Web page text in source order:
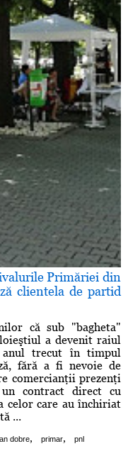
Primăriei din
clientela de partid
că sub "bagheta"
a devenit raiul
anul trecut în timpul
fără a fi nevoie de
comercianţii prezenţi
contract direct cu
celor care au închiriat
...
dobre, primar, pnl